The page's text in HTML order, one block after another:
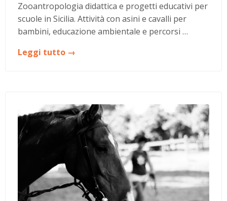
Zooantropologia didattica e progetti educativi per
scuole in Sicilia. Attività con asini e cavalli per
bambini, educazione ambientale e percorsi …
Leggi tutto →